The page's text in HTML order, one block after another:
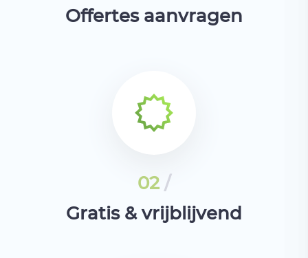
Offertes aanvragen
02 /
Gratis & vrijblijvend